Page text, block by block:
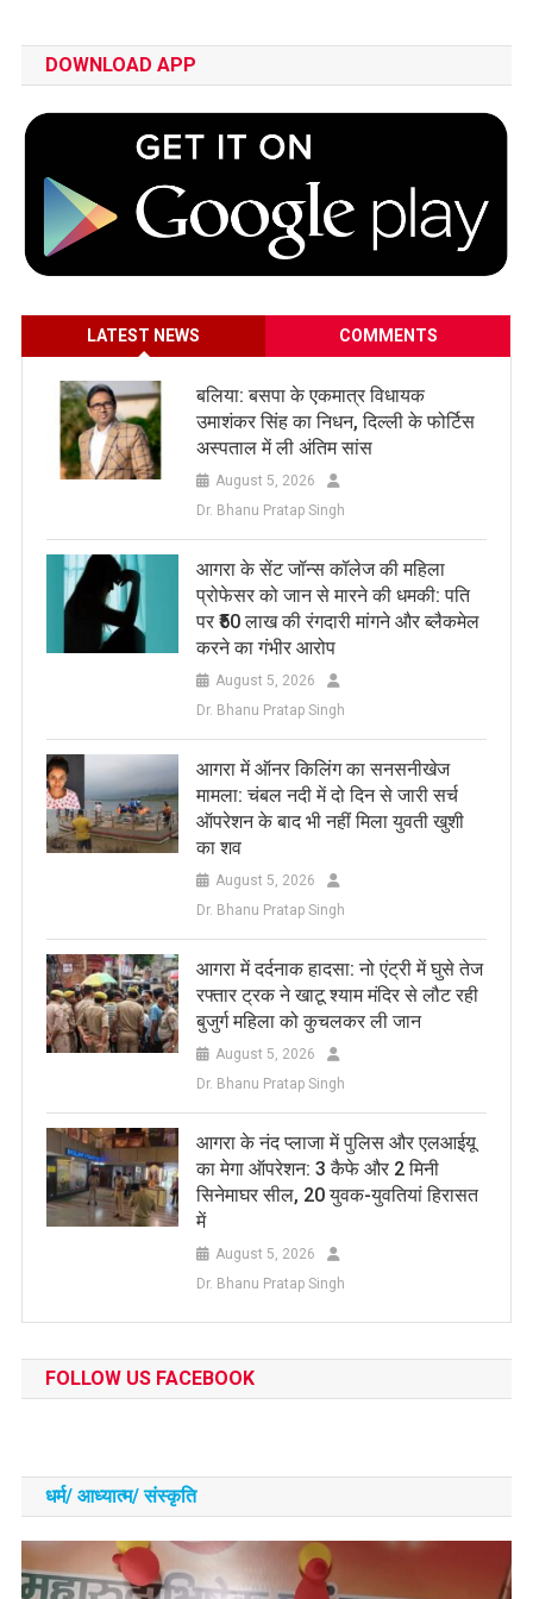
DOWNLOAD APP
LATEST NEWS COMMENTS
बलिया: बसपा के एकमात्र विधायक
उमाशंकर सिंह का निधन, दिल्ली के फोर्टिस
अस्पताल में ली अंतिम सांस
August 5, 2026
Dr. Bhanu Pratap Singh
आगरा के सेंट जॉन्स कॉलेज की महिला
प्रोफेसर को जान से मारने की धमकी: पति
पर ₹50 लाख की रंगदारी मांगने और ब्लैकमेल
करने का गंभीर आरोप
August 5, 2026
Dr. Bhanu Pratap Singh
आगरा में ऑनर किलिंग का सनसनीखेज
मामला: चंबल नदी में दो दिन से जारी सर्च
ऑपरेशन के बाद भी नहीं मिला युवती खुशी
का शव
August 5, 2026
Dr. Bhanu Pratap Singh
आगरा में दर्दनाक हादसा: नो एंट्री में घुसे तेज
रफ्तार ट्रक ने खाटू श्याम मंदिर से लौट रही
बुजुर्ग महिला को कुचलकर ली जान
August 5, 2026
Dr. Bhanu Pratap Singh
आगरा के नंद प्लाजा में पुलिस और एलआईयू
का मेगा ऑपरेशन: 3 कैफे और 2 मिनी
सिनेमाघर सील, 20 युवक-युवतियां हिरासत
में
August 5, 2026
Dr. Bhanu Pratap Singh
FOLLOW US FACEBOOK
धर्म/ आध्‍यात्‍म/ संस्‍कृति